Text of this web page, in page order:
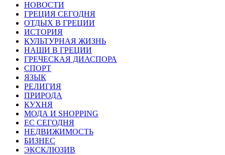
НОВОСТИ
ГРЕЦИЯ СЕГОДНЯ
ОТДЫХ В ГРЕЦИИ
ИСТОРИЯ
КУЛЬТУРНАЯ ЖИЗНЬ
НАШИ В ГРЕЦИИ
ГРЕЧЕСКАЯ ДИАСПОРА
СПОРТ
ЯЗЫК
РЕЛИГИЯ
ПРИРОДА
КУХНЯ
МОДА И SHOPPING
ЕС СЕГОДНЯ
НЕДВИЖИМОСТЬ
БИЗНЕС
ЭКСКЛЮЗИВ